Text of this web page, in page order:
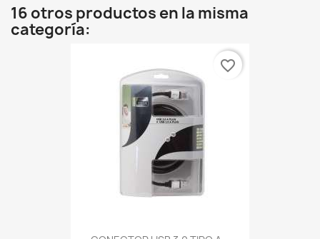
16 otros productos en la misma
categoría:
favorite_border